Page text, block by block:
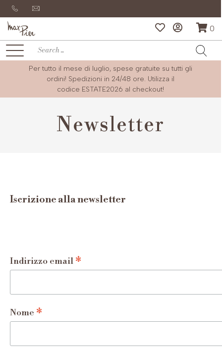
0
Per tutto il mese di luglio, spese gratuite su tutti gli
ordini! Spedizioni in 24/48 ore. Utilizza il
codice ESTATE2026 al checkout!
Newsletter
Iscrizione alla newsletter
Indirizzo email *
Nome *